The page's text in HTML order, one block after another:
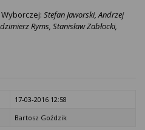
Stefan Jaworski, Andrzej
Ryms, Stanisław Zabłocki,
17-03-2016 12:58
Bartosz Goździk